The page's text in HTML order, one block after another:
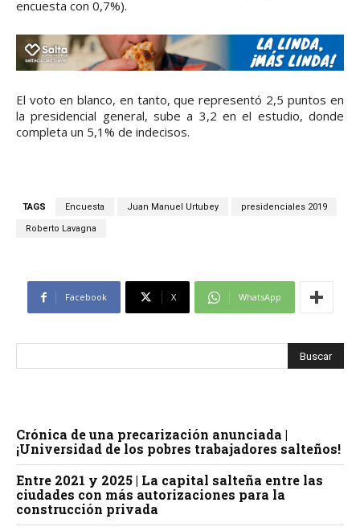
encuesta con 0,7%).
El voto en blanco, en tanto, que representó 2,5 puntos en
la presidencial general, sube a 3,2 en el estudio, donde
completa un 5,1% de indecisos.
TAGS Encuesta Juan Manuel Urtubey presidenciales 2019
Roberto Lavagna
Facebook X WhatsApp
Crónica de una precarización anunciada |
¡Universidad de los pobres trabajadores salteños!
Entre 2021 y 2025 | La capital salteña entre las
ciudades con más autorizaciones para la
construcción privada